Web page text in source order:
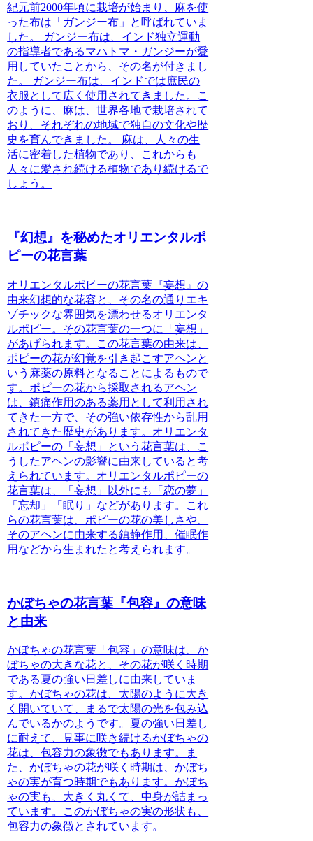
紀元前2000年頃に栽培が始まり、麻を使
った布は「ガンジー布」と呼ばれていま
した。 ガンジー布は、インド独立運動
の指導者であるマハトマ・ガンジーが愛
用していたことから、その名が付きまし
た。 ガンジー布は、インドでは庶民の
衣服として広く使用されてきました。こ
のように、麻は、世界各地で栽培されて
おり、それぞれの地域で独自の文化や歴
史を育んできました。 麻は、人々の生
活に密着した植物であり、これからも
人々に愛され続ける植物であり続けるで
しょう。
『幻想』を秘めたオリエンタルポ
ピーの花言葉
オリエンタルポピーの花言葉『妄想』の
由来幻想的な花容と、その名の通りエキ
ゾチックな雰囲気を漂わせるオリエンタ
ルポピー。その花言葉の一つに「妄想」
があげられます。この花言葉の由来は、
ポピーの花が幻覚を引き起こすアヘンと
いう麻薬の原料となることによるもので
す。ポピーの花から採取されるアヘン
は、鎮痛作用のある薬用として利用され
てきた一方で、その強い依存性から乱用
されてきた歴史があります。オリエンタ
ルポピーの「妄想」という花言葉は、こ
うしたアヘンの影響に由来していると考
えられています。オリエンタルポピーの
花言葉は、「妄想」以外にも「恋の夢」
「忘却」「眠り」などがあります。これ
らの花言葉は、ポピーの花の美しさや、
そのアヘンに由来する鎮静作用、催眠作
用などから生まれたと考えられます。
かぼちゃの花言葉『包容』の意味
と由来
かぼちゃの花言葉「包容」の意味は、か
ぼちゃの大きな花と、その花が咲く時期
である夏の強い日差しに由来していま
す。かぼちゃの花は、太陽のように大き
く開いていて、まるで太陽の光を包み込
んでいるかのようです。夏の強い日差し
に耐えて、見事に咲き続けるかぼちゃの
花は、包容力の象徴でもあります。ま
た、かぼちゃの花が咲く時期は、かぼち
ゃの実が育つ時期でもあります。かぼち
ゃの実も、大きく丸くて、中身が詰まっ
ています。このかぼちゃの実の形状も、
包容力の象徴とされています。